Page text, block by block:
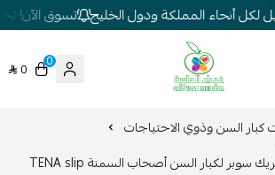
أنحاء المملكة ودول الخليج تسوق الآن!
شركة غيداء المتطورة الطبية
0
0
كبار السن وذوي الاحتياجات
حفايظ تينا سليب بارياتريك سوبر لكبار السن أصحاب السمنة TENA slip